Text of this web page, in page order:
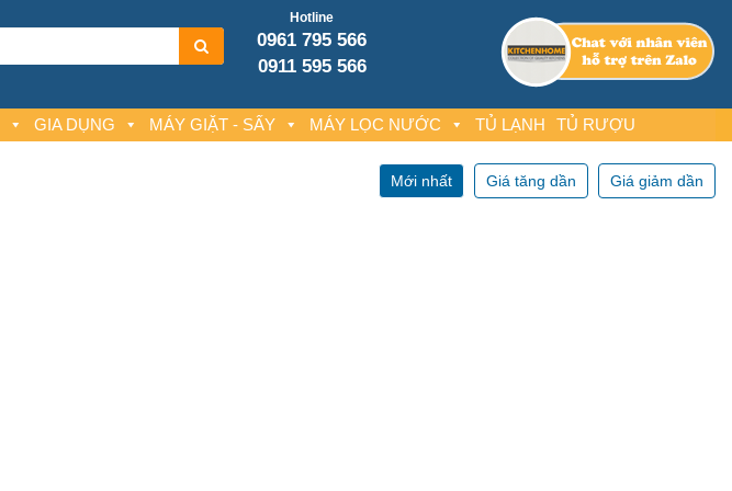
Hotline
0961 795 566
0911 595 566
GIA DỤNG MÁY GIẶT - SẤY MÁY LỌC NƯỚC TỦ LẠNH TỦ RƯỢU
Mới nhất Giá tăng dần Giá giảm dần